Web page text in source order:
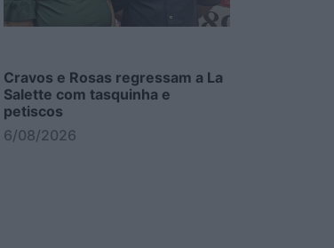
Cravos e Rosas regressam a La
Salette com tasquinha e
petiscos
6/08/2026